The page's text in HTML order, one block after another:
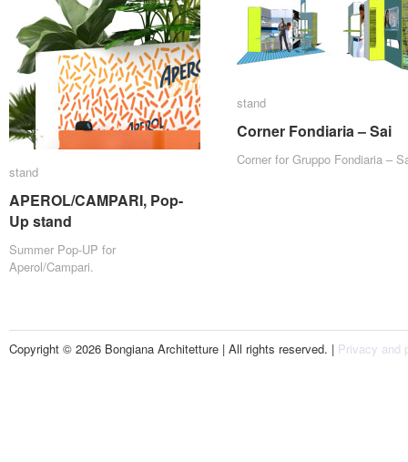
stand
APEROL/CAMPARI, Pop-
Up stand
Summer Pop-UP for
Aperol/Campari.
stand
APEROL/CAMPARI, Pop-
Up stand
stand
Corner Fondiaria – Sai
Corner for Gruppo Fondiaria –
stand
Corner Fondiaria – Sai
Copyright © 2026 Bongiana Architetture | All rights reserved. | Privacy and